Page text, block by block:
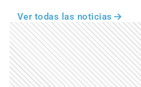
Ver todas las noticias